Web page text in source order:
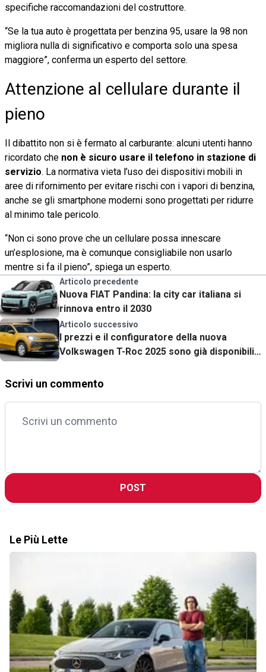
specifiche raccomandazioni del costruttore.
“Se la tua auto è progettata per benzina 95, usare la 98 non
migliora nulla di significativo e comporta solo una spesa
maggiore”, conferma un esperto del settore.
Attenzione al cellulare durante il
pieno
Il dibattito non si è fermato al carburante: alcuni utenti hanno
ricordato che non è sicuro usare il telefono in stazione di
servizio. La normativa vieta l’uso dei dispositivi mobili in
aree di rifornimento per evitare rischi con i vapori di benzina,
anche se gli smartphone moderni sono progettati per ridurre
al minimo tale pericolo.
“Non ci sono prove che un cellulare possa innescare
un’esplosione, ma è comunque consigliabile non usarlo
mentre si fa il pieno”, spiega un esperto.
Articolo precedente
Nuova FIAT Pandina: la city car italiana si
rinnova entro il 2030
Articolo successivo
I prezzi e il configuratore della nuova
Volkswagen T-Roc 2025 sono già disponibili
Scrivi un commento
POST
Le Più Lette